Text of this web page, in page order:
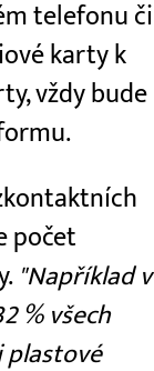
telefonu či
karty k
vždy bude
počet
"Například v
% všech
plastové